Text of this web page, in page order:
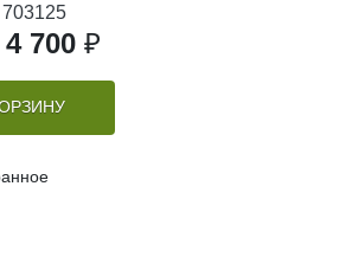
703125
4 700 ₽